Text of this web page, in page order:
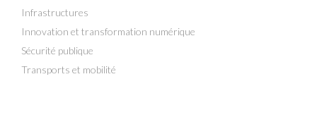
Infrastructures
Innovation et transformation numérique
Sécurité publique
Transports et mobilité